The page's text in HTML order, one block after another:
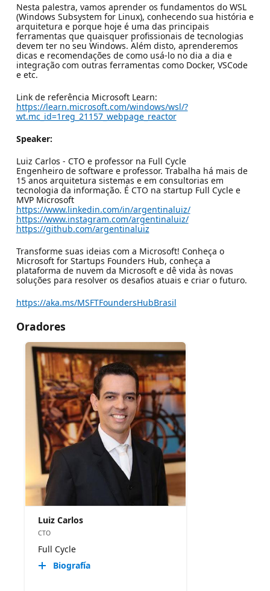
Nesta palestra, vamos aprender os fundamentos do WSL
(Windows Subsystem for Linux), conhecendo sua história e
arquitetura e porque hoje é uma das principais
ferramentas que quaisquer profissionais de tecnologias
devem ter no seu Windows. Além disto, aprenderemos
dicas e recomendações de como usá-lo no dia a dia e
integração com outras ferramentas como Docker, VSCode
e etc.
Link de referência Microsoft Learn:
https://learn.microsoft.com/windows/wsl/?
wt.mc_id=1reg_21157_webpage_reactor
Speaker:
Luiz Carlos - CTO e professor na Full Cycle
Engenheiro de software e professor. Trabalha há mais de
15 anos arquitetura sistemas e em consultorias em
tecnologia da informação. É CTO na startup Full Cycle e
MVP Microsoft
https://www.linkedin.com/in/argentinaluiz/
https://www.instagram.com/argentinaluiz/
https://github.com/argentinaluiz
Transforme suas ideias com a Microsoft! Conheça o
Microsoft for Startups Founders Hub, conheça a
plataforma de nuvem da Microsoft e dê vida às novas
soluções para resolver os desafios atuais e criar o futuro.
https://aka.ms/MSFTFoundersHubBrasil
Oradores
Luiz Carlos
CTO
Full Cycle
Biografía